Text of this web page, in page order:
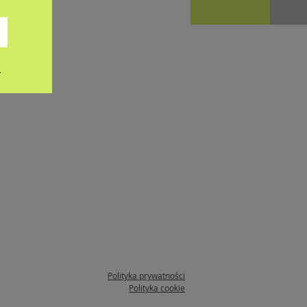
Polityka prywatności
Polityka cookie